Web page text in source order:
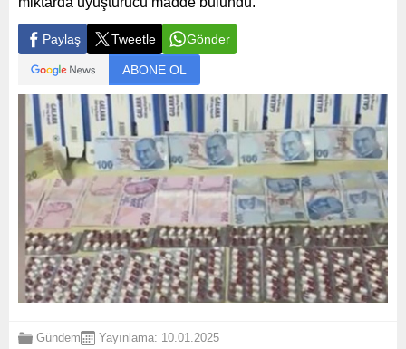
Paylaş Tweetle Gönder
ABONE OL
Gündem Yayınlama: 10.01.2025